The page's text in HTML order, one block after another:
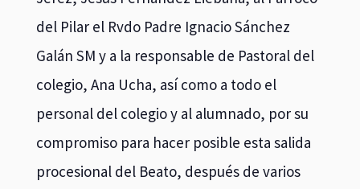
del Pilar el Rvdo Padre Ignacio Sánchez
Galán SM y a la responsable de Pastoral del
colegio, Ana Ucha, así como a todo el
personal del colegio y al alumnado, por su
compromiso para hacer posible esta salida
procesional del Beato, después de varios